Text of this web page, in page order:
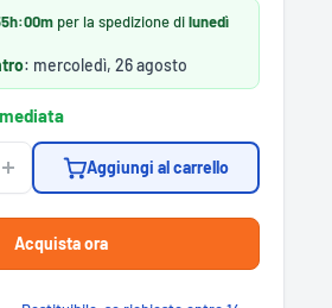
per la spedizione dilunedì
: mercoledì, 26 agosto
Aggiungi al carrello
Acquista ora